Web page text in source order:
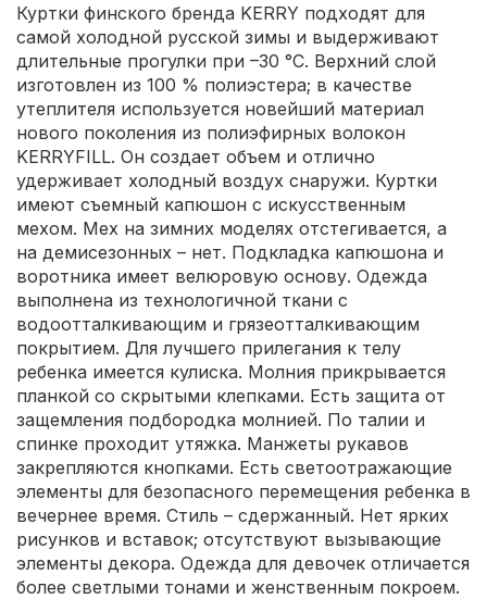
Куртки финского бренда KERRY подходят для
самой холодной русской зимы и выдерживают
длительные прогулки при –30 °C. Верхний слой
изготовлен из 100 % полиэстера; в качестве
утеплителя используется новейший материал
нового поколения из полиэфирных волокон
KERRYFILL. Он создает объем и отлично
удерживает холодный воздух снаружи. Куртки
имеют съемный капюшон с искусственным
мехом. Мех на зимних моделях отстегивается, а
на демисезонных – нет. Подкладка капюшона и
воротника имеет велюровую основу. Одежда
выполнена из технологичной ткани с
водоотталкивающим и грязеотталкивающим
покрытием. Для лучшего прилегания к телу
ребенка имеется кулиска. Молния прикрывается
планкой со скрытыми клепками. Есть защита от
защемления подбородка молнией. По талии и
спинке проходит утяжка. Манжеты рукавов
закрепляются кнопками. Есть светоотражающие
элементы для безопасного перемещения ребенка в
вечернее время. Стиль – сдержанный. Нет ярких
рисунков и вставок; отсутствуют вызывающие
элементы декора. Одежда для девочек отличается
более светлыми тонами и женственным покроем.